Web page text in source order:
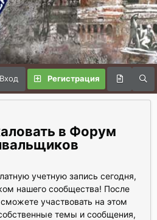
Вход Регистрация
Форум
учетную запись сегодня,
нашего сообщества! После
участвовать на этом
темы и сообщения,